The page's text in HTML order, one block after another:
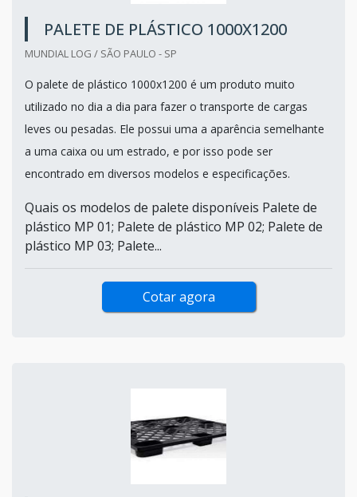
PALETE DE PLÁSTICO 1000X1200
MUNDIAL LOG / SÃO PAULO - SP
O palete de plástico 1000x1200 é um produto muito
utilizado no dia a dia para fazer o transporte de cargas
leves ou pesadas. Ele possui uma a aparência semelhante
a uma caixa ou um estrado, e por isso pode ser
encontrado em diversos modelos e especificações.
Quais os modelos de palete disponíveis Palete de
plástico MP 01; Palete de plástico MP 02; Palete de
plástico MP 03; Palete...
Cotar agora